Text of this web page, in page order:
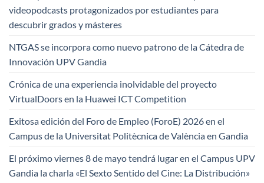
videopodcasts protagonizados por estudiantes para
descubrir grados y másteres
NTGAS se incorpora como nuevo patrono de la Cátedra de
Innovación UPV Gandia
Crónica de una experiencia inolvidable del proyecto
VirtualDoors en la Huawei ICT Competition
Exitosa edición del Foro de Empleo (ForoE) 2026 en el
Campus de la Universitat Politècnica de València en Gandia
El próximo viernes 8 de mayo tendrá lugar en el Campus UPV
Gandia la charla «El Sexto Sentido del Cine: La Distribución»